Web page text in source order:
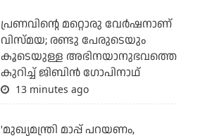
പ്രണവിന്റെ മറ്റൊരു വേർഷനാണ്
വിസ്മയ; രണ്ടു പേരുടെയും
കൂടെയുള്ള അഭിനയാനുഭവത്തെ
കുറിച്ച് ജിബിൻ ഗോപിനാഥ്
13 minutes ago
'മുഖ്യമന്ത്രി മാപ്പ് പറയണം,